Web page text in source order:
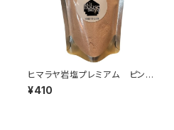
ヒマラヤ岩塩プレミアム ピン
ク （パウダー）100g
¥410